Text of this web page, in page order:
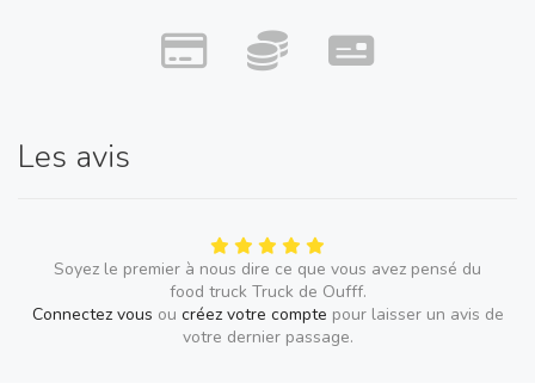
Les avis
Soyez le premier à nous dire ce que vous avez pensé du
food truck Truck de Oufff.
Connectez vous ou créez votre compte pour laisser un avis de
votre dernier passage.